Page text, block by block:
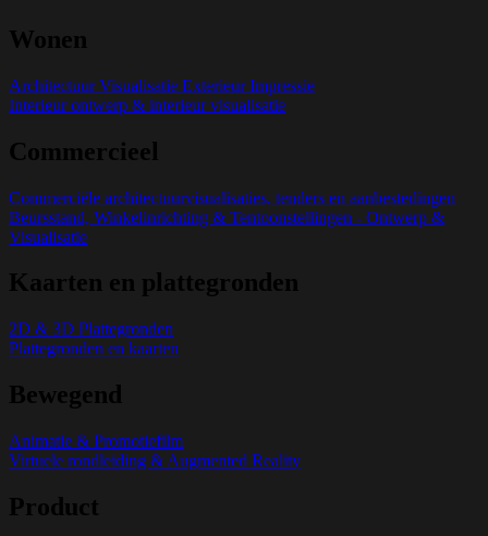
Wonen
Architectuur Visualisatie Exterieur Impressie
Interieur ontwerp & interieur visualisatie
Commercieel
Commerciële architectuurvisualisaties, tenders en aanbestedingen
Beursstand, Winkelinrichting & Tentoonstellingen - Ontwerp &
Visualisatie
Kaarten en plattegronden
2D & 3D Plattegronden
Plattegronden en kaarten
Bewegend
Animatie & Promotiefilm
Virtuele rondleiding & Augmented Reality
Product